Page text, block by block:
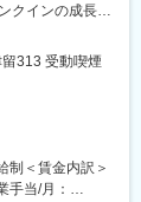
クインの成長企
のため、営業
のない業務で
す。
っていただき
ちしておりま
313 受動喫煙
制＜賃金内訳＞
手当/月：